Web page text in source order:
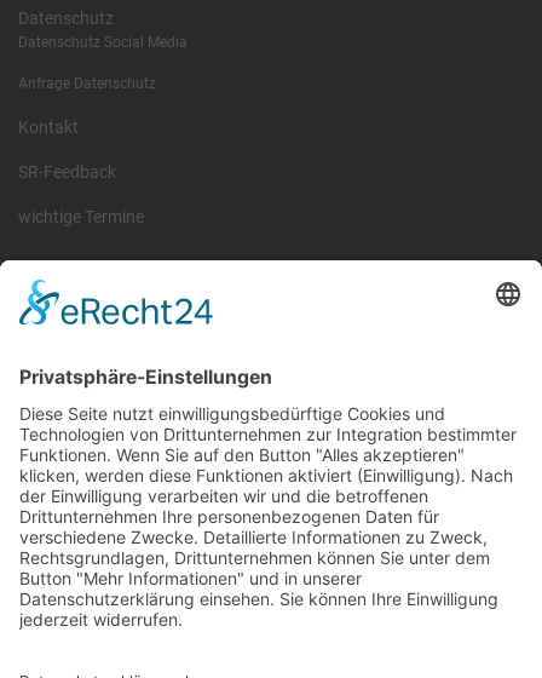
Datenschutz
Datenschutz Social Media
Anfrage Datenschutz
Kontakt
SR-Feedback
wichtige Termine
Information
Sachsen und Thüringen. Er ist als eingetragener Verein tätig und
gleichzeitig Veranstalter der Spiele der Regionalliga in
verschiedenen Ligen.
Die RLSO ist jetzt auch erreichbar unter der Adresse